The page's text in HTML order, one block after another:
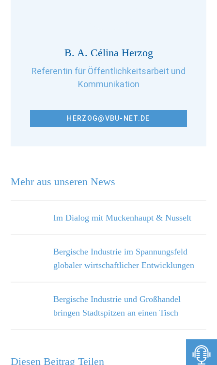
Mehr aus unseren News
Im Dialog mit Muckenhaupt & Nusselt
Bergische Industrie im Spannungsfeld
globaler wirtschaftlicher Entwicklungen
Bergische Industrie und Großhandel
bringen Stadtspitzen an einen Tisch
B. A. Célina Herzog
Referentin für Öffentlichkeitsarbeit und
Kommunikation
HERZOG@VBU-NET.DE
Diesen Beitrag Teilen